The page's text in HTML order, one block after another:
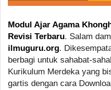
Modul Ajar Agama
Revisi Terbaru. Salam
ilmuguru.org.
berbagi untuk sahabat-
Kurikulum Merdeka yang
gartis dengan cara